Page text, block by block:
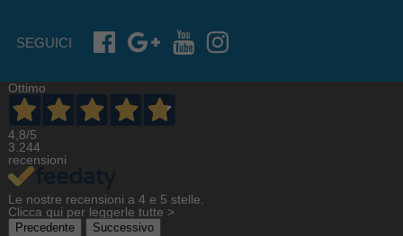
SEGUICI
Ottimo
4,8/5
3.244
recensioni
Le nostre recensioni a 4 e 5 stelle.
Clicca qui per leggerle tutte >
Precedente Successivo